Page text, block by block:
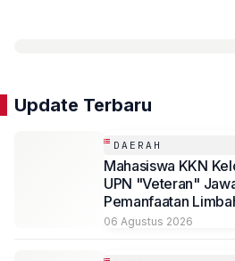
Update Terbaru
DAERAH
Mahasiswa KKN
UPN "Veteran"
Pemanfaatan
Desa Mojoduwur
06 Agustus 2026